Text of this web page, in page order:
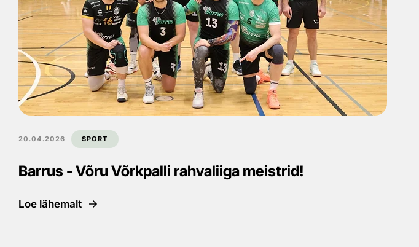
20.04.2026 SPORT
Barrus - Võru Võrkpalli rahvaliiga meistrid!
Loe lähemalt